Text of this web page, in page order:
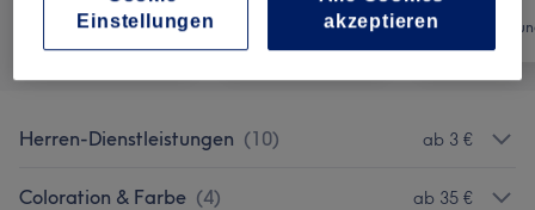
Alle
Herren-Dienstleistungen (10) ab 3 €
Coloration & Farbe (4) ab 35 €
Einstellungen
akzeptieren